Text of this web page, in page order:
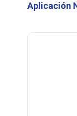
Aplicación